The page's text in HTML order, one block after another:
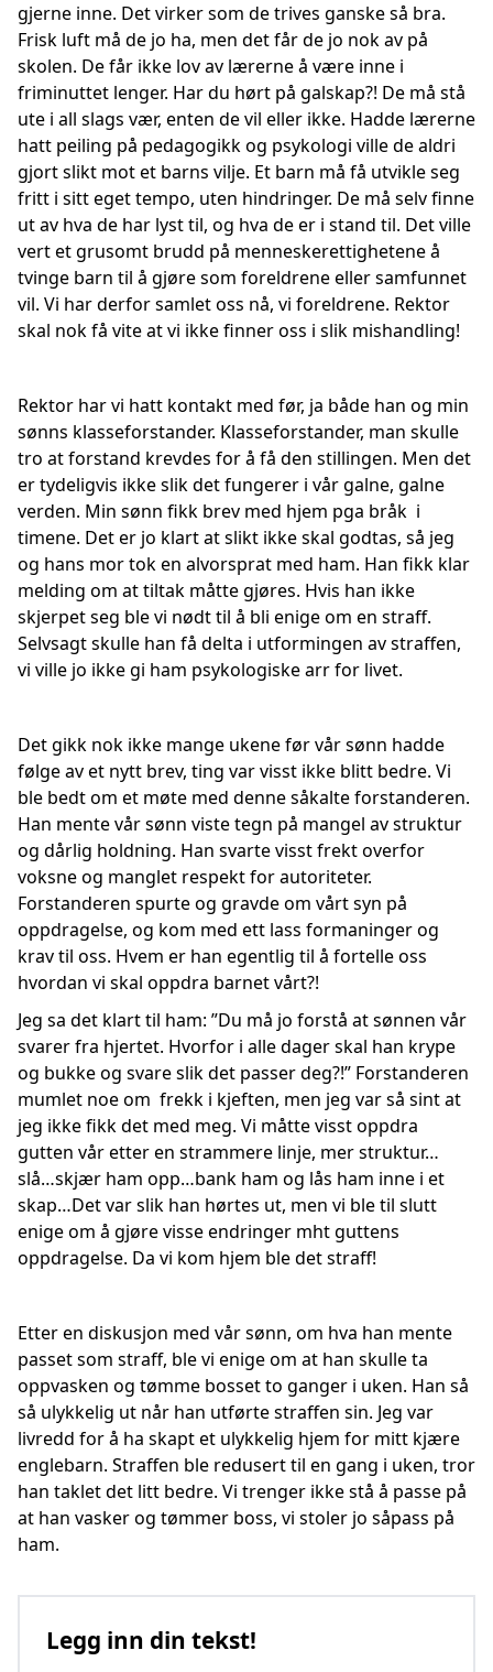
gjerne inne. Det virker som de trives ganske så bra.
Frisk luft må de jo ha, men det får de jo nok av på
skolen. De får ikke lov av lærerne å være inne i
friminuttet lenger. Har du hørt på galskap?! De må stå
ute i all slags vær, enten de vil eller ikke. Hadde lærerne
hatt peiling på pedagogikk og psykologi ville de aldri
gjort slikt mot et barns vilje. Et barn må få utvikle seg
fritt i sitt eget tempo, uten hindringer. De må selv finne
ut av hva de har lyst til, og hva de er i stand til. Det ville
vert et grusomt brudd på menneskerettighetene å
tvinge barn til å gjøre som foreldrene eller samfunnet
vil. Vi har derfor samlet oss nå, vi foreldrene. Rektor
skal nok få vite at vi ikke finner oss i slik mishandling!
Rektor har vi hatt kontakt med før, ja både han og min
sønns klasseforstander. Klasseforstander, man skulle
tro at forstand krevdes for å få den stillingen. Men det
er tydeligvis ikke slik det fungerer i vår galne, galne
verden. Min sønn fikk brev med hjem pga bråk i
timene. Det er jo klart at slikt ikke skal godtas, så jeg
og hans mor tok en alvorsprat med ham. Han fikk klar
melding om at tiltak måtte gjøres. Hvis han ikke
skjerpet seg ble vi nødt til å bli enige om en straff.
Selvsagt skulle han få delta i utformingen av straffen,
vi ville jo ikke gi ham psykologiske arr for livet.
Det gikk nok ikke mange ukene før vår sønn hadde
følge av et nytt brev, ting var visst ikke blitt bedre. Vi
ble bedt om et møte med denne såkalte forstanderen.
Han mente vår sønn viste tegn på mangel av struktur
og dårlig holdning. Han svarte visst frekt overfor
voksne og manglet respekt for autoriteter.
Forstanderen spurte og gravde om vårt syn på
oppdragelse, og kom med ett lass formaninger og
krav til oss. Hvem er han egentlig til å fortelle oss
hvordan vi skal oppdra barnet vårt?!
Jeg sa det klart til ham: ”Du må jo forstå at sønnen vår
svarer fra hjertet. Hvorfor i alle dager skal han krype
og bukke og svare slik det passer deg?!” Forstanderen
mumlet noe om frekk i kjeften, men jeg var så sint at
jeg ikke fikk det med meg. Vi måtte visst oppdra
gutten vår etter en strammere linje, mer struktur…
slå…skjær ham opp…bank ham og lås ham inne i et
skap…Det var slik han hørtes ut, men vi ble til slutt
enige om å gjøre visse endringer mht guttens
oppdragelse. Da vi kom hjem ble det straff!
Etter en diskusjon med vår sønn, om hva han mente
passet som straff, ble vi enige om at han skulle ta
oppvasken og tømme bosset to ganger i uken. Han så
så ulykkelig ut når han utførte straffen sin. Jeg var
livredd for å ha skapt et ulykkelig hjem for mitt kjære
englebarn. Straffen ble redusert til en gang i uken, tror
han taklet det litt bedre. Vi trenger ikke stå å passe på
at han vasker og tømmer boss, vi stoler jo såpass på
ham.
Legg inn din tekst!